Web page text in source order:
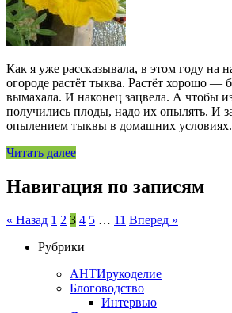
Как я уже рассказывала, в этом году на
огороде растёт тыква. Растёт хорошо —
вымахала. И наконец зацвела. А чтобы
получились плоды, надо их опылять. И
опылением тыквы в домашних условиях.
Читать далее
Навигация по записям
« Назад 1 2 3 4 5 … 11 Вперед »
Рубрики
АНТИрукоделие
Блоговодство
Интервью